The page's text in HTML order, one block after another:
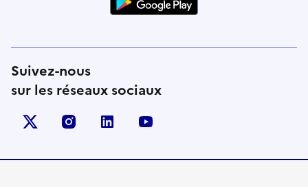
Suivez-nous
sur les réseaux sociaux
X (anciennement Twitter)
instagramlinkedin